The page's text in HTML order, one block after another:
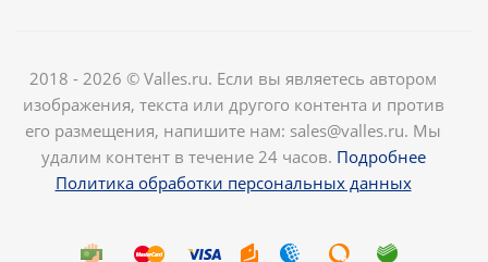
2018 - 2026 © Valles.ru. Если вы являетесь автором
изображения, текста или другого контента и против
его размещения, напишите нам: sales@valles.ru. Мы
удалим контент в течение 24 часов. Подробнее
Политика обработки персональных данных